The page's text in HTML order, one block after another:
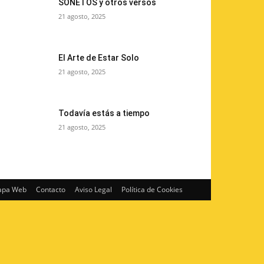
SONETOS y otros versos
21 agosto, 2025
El Arte de Estar Solo
21 agosto, 2025
Todavía estás a tiempo
21 agosto, 2025
Web Contacto Aviso Legal Política de Cookies